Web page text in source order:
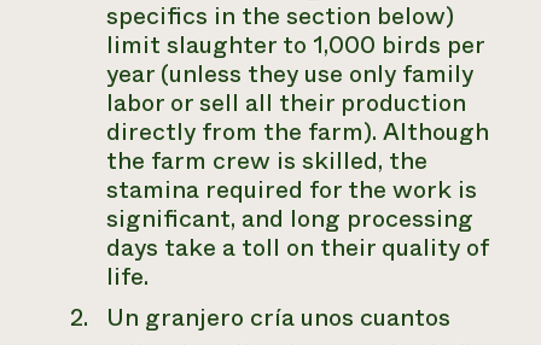
specifics in the section below)
limit slaughter to 1,000 birds per
year (unless they use only family
labor or sell all their production
directly from the farm). Although
the farm crew is skilled, the
stamina required for the work is
significant, and long processing
days take a toll on their quality of
life.
Un granjero cría unos cuantos